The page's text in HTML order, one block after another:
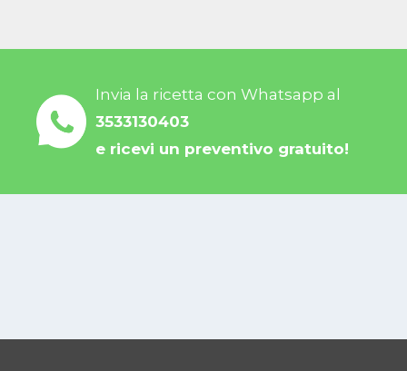
Invia la ricetta con Whatsapp al
3533130403
e ricevi un preventivo gratuito!